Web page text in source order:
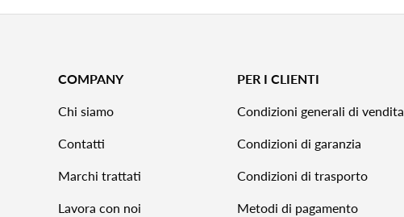
COMPANY
Chi siamo
Contatti
Marchi trattati
Lavora con noi
PER I CLIENTI
Condizioni generali di vendita
Condizioni di garanzia
Condizioni di trasporto
Metodi di pagamento